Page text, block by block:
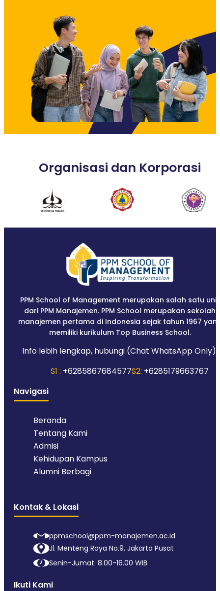
Organisasi dan Korporasi
PPM School of Management merupakan salah satu unit
dari PPM Manajemen. PPM School merupakan sekolah
manajemen pertama di Indonesia sejak tahun 1967
memiliki kurikulum Top Business School.
Info lebih lengkap, hubungi (Chat WhatsApp Only):
S1 : +6285867684577S2: +6285179663767
Navigasi
Beranda
Tentang Kami
Admisi
Kehidupan Kampus
Alumni Berbagi
Kontak & Lokasi
ppmschool@ppm-manajemen.ac.id
Jl. Menteng Raya No.9, Jakarta Pusat
Senin-Jumat: 8.00-16.00 WIB
Ikuti Kami